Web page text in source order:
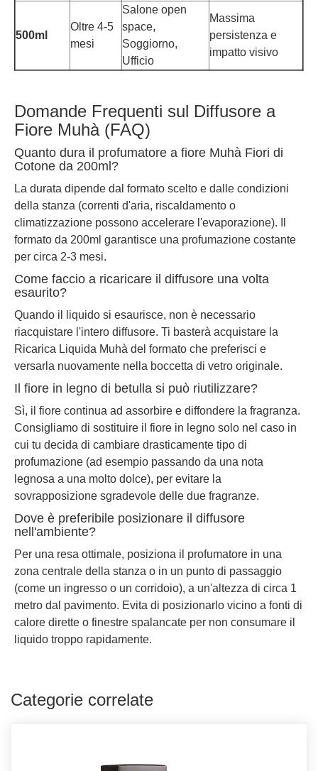
500ml
Oltre 4-5
mesi
Salone open
space,
Soggiorno,
Ufficio
Massima
persistenza e
impatto visivo
Domande Frequenti sul Diffusore a
Fiore Muhà (FAQ)
Quanto dura il profumatore a fiore Muhà Fiori di
Cotone da 200ml?
La durata dipende dal formato scelto e dalle condizioni
della stanza (correnti d'aria, riscaldamento o
climatizzazione possono accelerare l'evaporazione). Il
formato da 200ml garantisce una profumazione costante
per circa 2-3 mesi.
Come faccio a ricaricare il diffusore una volta
esaurito?
Quando il liquido si esaurisce, non è necessario
riacquistare l'intero diffusore. Ti basterà acquistare la
Ricarica Liquida Muhà del formato che preferisci e
versarla nuovamente nella boccetta di vetro originale.
Il fiore in legno di betulla si può riutilizzare?
Sì, il fiore continua ad assorbire e diffondere la fragranza.
Consigliamo di sostituire il fiore in legno solo nel caso in
cui tu decida di cambiare drasticamente tipo di
profumazione (ad esempio passando da una nota
legnosa a una molto dolce), per evitare la
sovrapposizione sgradevole delle due fragranze.
Dove è preferibile posizionare il diffusore
nell'ambiente?
Per una resa ottimale, posiziona il profumatore in una
zona centrale della stanza o in un punto di passaggio
(come un ingresso o un corridoio), a un'altezza di circa 1
metro dal pavimento. Evita di posizionarlo vicino a fonti di
calore dirette o finestre spalancate per non consumare il
liquido troppo rapidamente.
Categorie correlate